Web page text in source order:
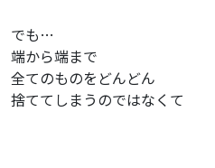
でも…
端から端まで
全てのものをどんどん
捨ててしまうのではなくて